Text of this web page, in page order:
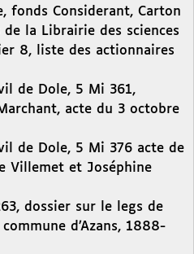
fonds Considerant, Carton
la Librairie des sciences
8, liste des actionnaires
de Dole, 5 Mi 361,
acte du 3 octobre
de Dole, 5 Mi 376 acte de
Villemet et Joséphine
dossier sur le legs de
d’Azans, 1888-